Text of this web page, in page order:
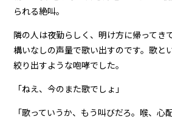
られる絶叫。
隣の人は夜勤らしく、明け方に帰ってき
構いなしの声量で歌い出すのです。歌と
絞り出すような咆哮でした。
「ねえ、今のまた歌でしょ」
「歌っていうか、もう叫びだろ。喉、心